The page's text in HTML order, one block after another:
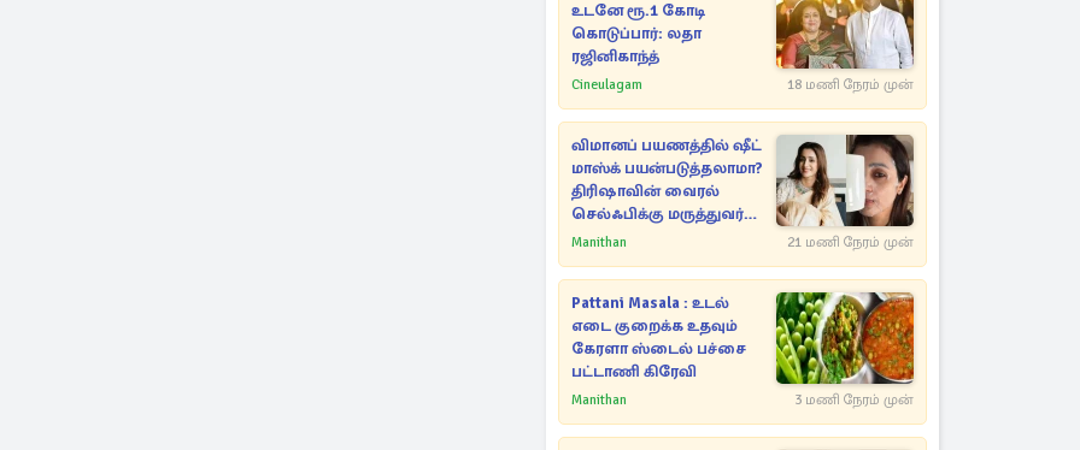
உடனே ரூ.1 கோடி
கொடுப்பார்: லதா
ரஜினிகாந்த்
Cineulagam 18 மணி நேரம் முன்
விமானப் பயணத்தில் ஷீட்
மாஸ்க் பயன்படுத்தலாமா?
திரிஷாவின் வைரல்
செல்ஃபிக்கு மருத்துவர்
விளக்கம்
Manithan 21 மணி நேரம் முன்
Pattani Masala : உடல்
எடை குறைக்க உதவும்
கேரளா ஸ்டைல் பச்சை
பட்டாணி கிரேவி
Manithan 3 மணி நேரம் முன்